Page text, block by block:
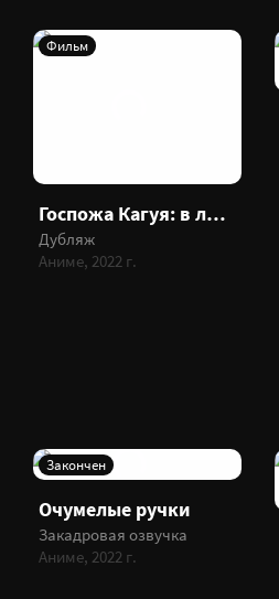
Фильм
Госпожа Кагуя: в любви как на войне. Первый поцелуй никогда не заканчивается
Дубляж
Аниме, 2022 г.
Закончен
Очумелые ручки
Закадровая озвучка
Аниме, 2022 г.